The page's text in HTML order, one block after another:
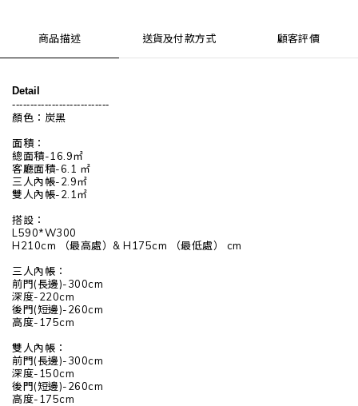
商品描述 送貨及付款方式 顧客評價
Detail
---------------------------
顏色：炭黑
面積：
總面積-16.9㎡
客廳面積-6.1 ㎡
三人內帳-2.9㎡
雙人內帳-2.1㎡
搭設：
L590*W300
H210cm （最高處）& H175cm （最低處） cm
三人內帳：
前門(長邊)-300cm
深度-220cm
後門(短邊)-260cm
高度-175cm
雙人內帳：
前門(長邊)-300cm
深度-150cm
後門(短邊)-260cm
高度-175cm